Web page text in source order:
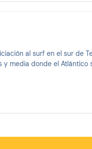
al surf en el sur de
y media donde el Atlántico